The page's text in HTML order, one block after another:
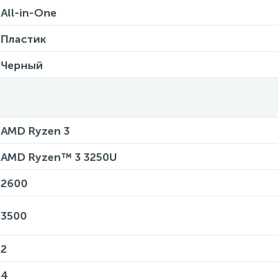
All-in-One
Пластик
Черный
AMD Ryzen 3
AMD Ryzen™ 3 3250U
2600
3500
2
4